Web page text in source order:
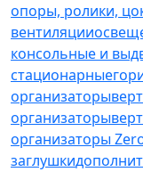
опоры, ролики,
вентиляции
консольные и
стационарные
организаторы
организаторы
организаторы
заглушки